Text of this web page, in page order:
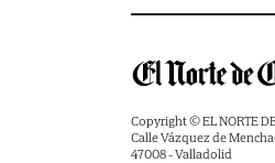
Copyright © EL NORTE
Calle Vázquez de
47008 - Valladolid